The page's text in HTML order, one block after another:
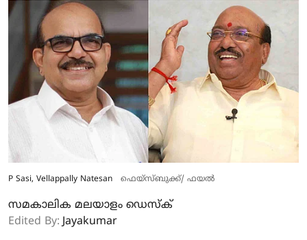
P Sasi, Vellappally Natesan ഫെയ്സ്ബുക്ക്/ ഫയൽ
സമകാലിക മലയാളം ഡെസ്ക്
Edited By: Jayakumar